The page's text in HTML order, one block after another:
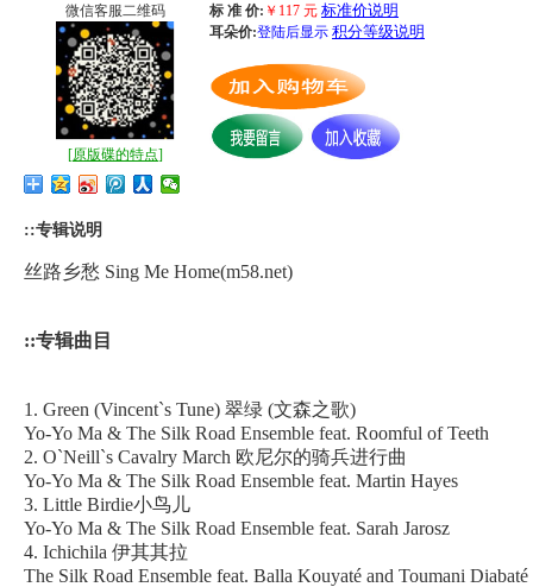
标 准 价: ￥ 117 元 标准价说明
耳朵价:登陆后显示 积分等级说明
微信客服二维码
[原版碟的特点]
::专辑说明
丝路乡愁 Sing Me Home(m58.net)
::专辑曲目
1. Green (Vincent`s Tune) 翠绿 (文森之歌)
Yo-Yo Ma & The Silk Road Ensemble feat. Roomful of Teeth
2. O`Neill`s Cavalry March 欧尼尔的骑兵进行曲
Yo-Yo Ma & The Silk Road Ensemble feat. Martin Hayes
3. Little Birdie小鸟儿
Yo-Yo Ma & The Silk Road Ensemble feat. Sarah Jarosz
4. Ichichila 伊其其拉
The Silk Road Ensemble feat. Balla Kouyaté and Toumani Diabaté